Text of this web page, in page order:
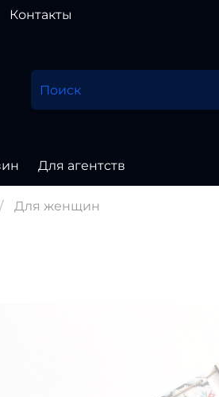
Контакты
Для агентств
Для женщин